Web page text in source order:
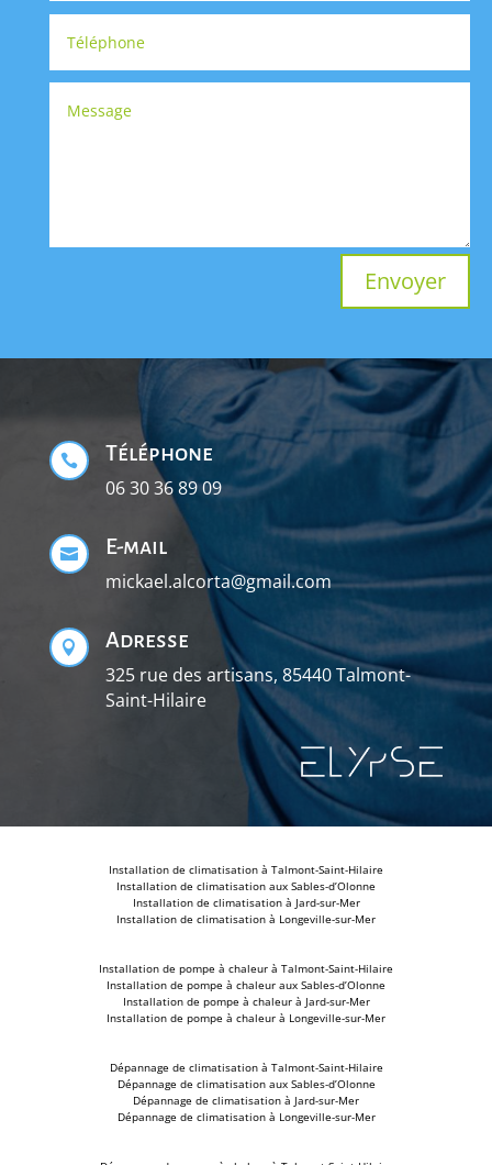
Envoyer

Téléphone
06 30 36 89 09

E-mail
mickael.alcorta@gmail.com

Adresse
325 rue des artisans, 85440 Talmont-
Saint-Hilaire
Installation de climatisation à Talmont-Saint-Hilaire
Installation de climatisation aux Sables-d’Olonne
Installation de climatisation à Jard-sur-Mer
Installation de climatisation à Longeville-sur-Mer
Installation de pompe à chaleur à Talmont-Saint-Hilaire
Installation de pompe à chaleur aux Sables-d’Olonne
Installation de pompe à chaleur à Jard-sur-Mer
Installation de pompe à chaleur à Longeville-sur-Mer
Dépannage de climatisation à Talmont-Saint-Hilaire
Dépannage de climatisation aux Sables-d’Olonne
Dépannage de climatisation à Jard-sur-Mer
Dépannage de climatisation à Longeville-sur-Mer